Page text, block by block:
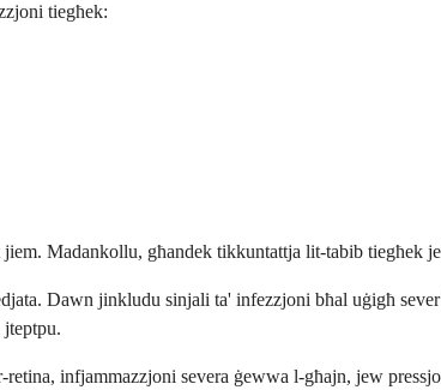
tiegħek:
Madankollu, għandek tikkuntattja lit-tabib tiegħek
Dawn jinkludu sinjali ta' infezzjoni bħal uġigħ
infjammazzjoni severa ġewwa l-għajn, jew